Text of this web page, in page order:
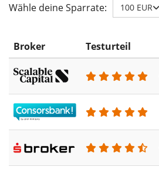
Wähle deine Sparrate: 100 EUR
Broker Testurteil